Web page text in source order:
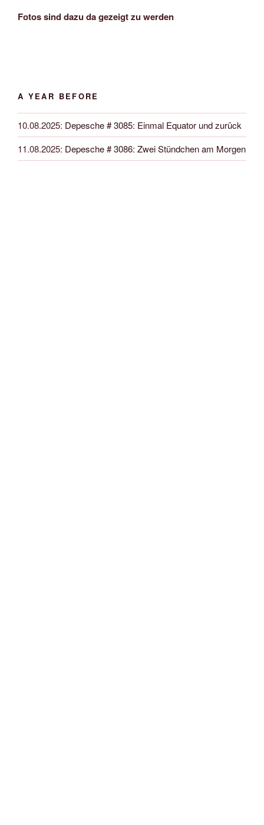
Fotos sind dazu da gezeigt zu werden
A YEAR BEFORE
10.08.2025: Depesche # 3085: Einmal Equator und zurück
11.08.2025: Depesche # 3086: Zwei Stündchen am Morgen